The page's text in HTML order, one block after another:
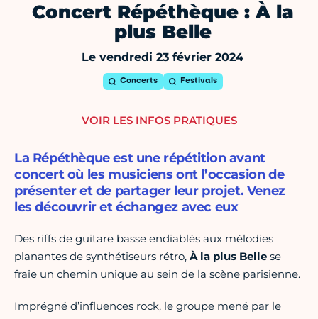
Concert Répéthèque : À la
plus Belle
Le vendredi 23 février 2024
Concerts Festivals
La Répéthèque est une répétition avant
concert où les musiciens ont l’occasion de
présenter et de partager leur projet. Venez
les découvrir et échangez avec eux
Des riffs de guitare basse endiablés aux mélodies
planantes de synthétiseurs rétro, À la plus Belle se
fraie un chemin unique au sein de la scène parisienne.
Imprégné d’influences rock, le groupe mené par le
VOIR LES INFOS PRATIQUES